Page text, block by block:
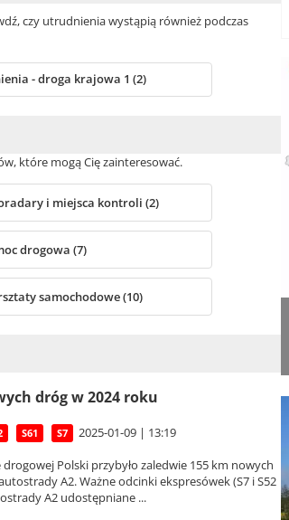
czy utrudnienia wystąpią również podczas
- droga krajowa 1 (2)
które mogą Cię zainteresować.
i miejsca kontroli (2)
drogowa (7)
samochodowe (10)
dróg w 2024 roku
S61 S7 2025-01-09 | 13:19
Polski przybyło zaledwie 155 km nowych
A2. Ważne odcinki ekspresówek (S7 i S52
A2 udostępniane ...